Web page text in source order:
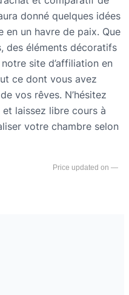
donné quelques idées
un havre de paix. Que
des éléments décoratifs
site d’affiliation en
ce dont vous avez
vos rêves. N’hésitez
laissez libre cours à
votre chambre selon
—